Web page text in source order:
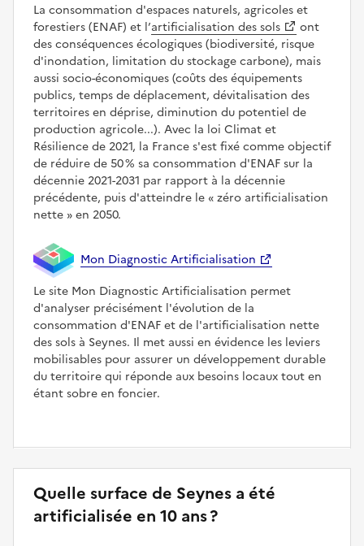
La consommation d'espaces naturels, agricoles et
forestiers (ENAF) et l’artificialisation des sols
ont
des conséquences écologiques (biodiversité, risque
d'inondation, limitation du stockage carbone), mais
aussi socio-économiques (coûts des équipements
publics, temps de déplacement, dévitalisation des
territoires en déprise, diminution du potentiel de
production agricole...). Avec la loi Climat et
Résilience de 2021, la France s'est fixé comme objectif
de réduire de 50 % sa consommation d'ENAF sur la
décennie 2021-2031 par rapport à la décennie
précédente, puis d'atteindre le
zéro artificialisation
nette
en 2050.
Mon Diagnostic Artificialisation
Le site Mon Diagnostic Artificialisation permet
d'analyser précisément l'évolution de la
consommation d'ENAF et de l'artificialisation nette
des sols à Seynes. Il met aussi en évidence les leviers
mobilisables pour assurer un développement durable
du territoire qui réponde aux besoins locaux tout en
étant sobre en foncier.
Quelle surface de Seynes a été
artificialisée en 10 ans ?